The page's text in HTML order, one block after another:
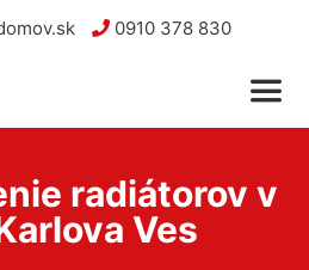
0910 378 830
radiátorov v
Ves